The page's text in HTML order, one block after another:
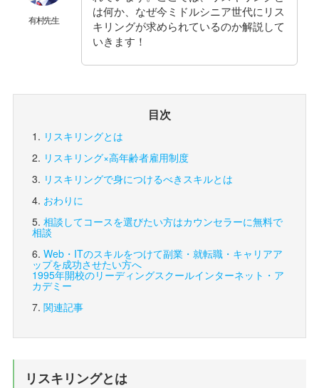
有村先生
は何か、なぜ今ミドルシニア世代にリス
キリングが求められているのか解説して
いきます！
目次
リスキリングとは
リスキリング×高年齢者雇用制度
リスキリングで身につけるべきスキルとは
おわりに
相談してコースを選びたい方はカウンセラーに無料で
相談
Web・ITのスキルをつけて副業・就転職・キャリアア
ップを成功させたい方へ
1995年開校のリーディングスクールインターネット・ア
カデミー
関連記事
リスキリングとは